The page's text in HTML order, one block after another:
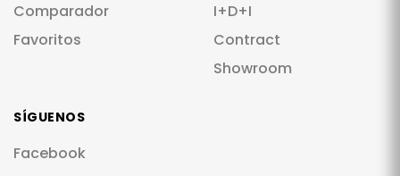
Comparador
Favoritos
I+D+I
Contract
Showroom
SÍGUENOS
Facebook